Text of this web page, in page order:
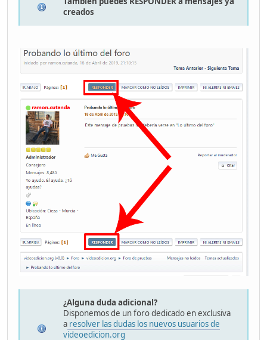
creados
¿Alguna duda adicional?
Disponemos de un foro dedicado en exclusiva
a resolver las dudas los nuevos usuarios de
videoedicion.org